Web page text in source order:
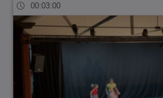
00:03:00